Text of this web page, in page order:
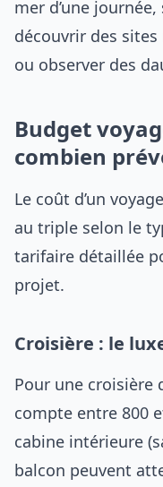
mer d’une
découvrir des
ou observer des
Budget
combien
Le coût d’un
au triple selon le
tarifaire détaillée
projet.
Croisière : le
Pour une croisière
compte entre 800
cabine intérieure
balcon peuvent